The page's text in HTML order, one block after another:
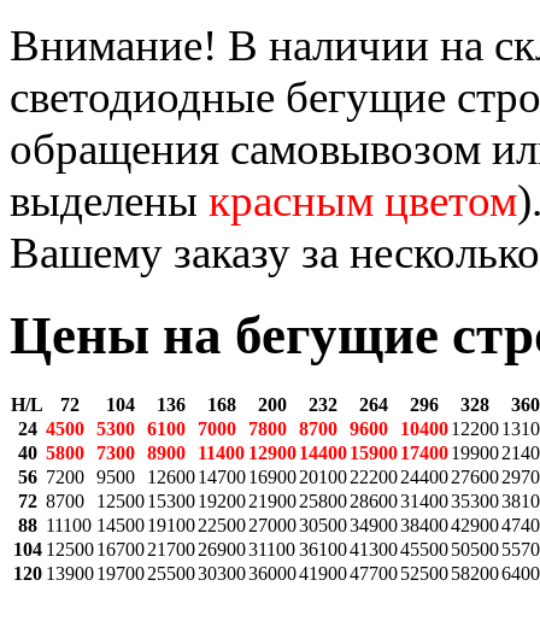
Внимание! В наличии на
светодиодные бегущие
обращения самовывозом
выделены красным цветом
Вашему заказу за
Цены на бегущие
H/L 72 104 136 168 200 232 264 296 328
360
24 4500 5300 6100 7000 7800 8700 9600 1040012200
40 5800 7300 8900 11400 1290014400159001740019900
56 7200 9500 12600147001690020100222002440027600
72 8700 1250015300192002190025800286003140035300
88 11100 1450019100225002700030500349003840042900
104 125001670021700269003110036100413004550050500
120 139001970025500303003600041900477005250058200